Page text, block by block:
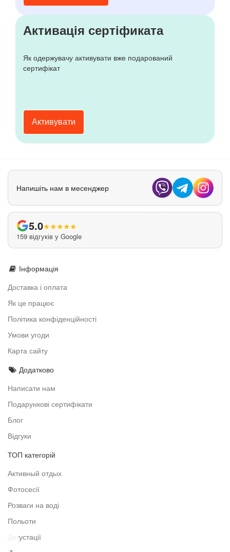
Активація сертіфиката
Як одержувачу активувати вже подарований
сертифікат
Активувати
Напишіть нам в месенджер
5.0★★★★★
159 відгуків у Google
Інформація
Доставка і оплата
Як це працює
Політика конфіденційності
Умови угоди
Карта сайту
Додатково
Написати нам
Подарункові сертифікати
Блог
Відгуки
ТОП категорій
Активный отдых
Фотосесії
Розваги на воді
Польоти
Дегустації